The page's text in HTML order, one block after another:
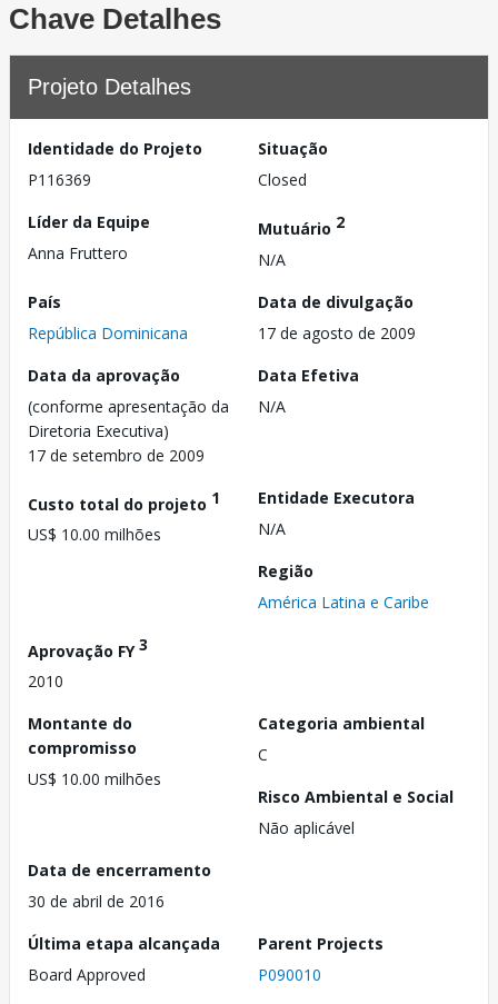
Chave Detalhes
Projeto Detalhes
Identidade do Projeto
P116369
Situação
Closed
Líder da Equipe
Anna Fruttero
Mutuário 2
N/A
País
República Dominicana
Data de divulgação
17 de agosto de 2009
Data da aprovação
(conforme apresentação da
Diretoria Executiva)
17 de setembro de 2009
Data Efetiva
N/A
Custo total do projeto 1
US$ 10.00 milhões
Entidade Executora
N/A
Região
América Latina e Caribe
Aprovação FY3
2010
Montante do
compromisso
US$ 10.00 milhões
Categoria ambiental
C
Risco Ambiental e Social
Não aplicável
Data de encerramento
30 de abril de 2016
Última etapa alcançada
Board Approved
Parent Projects
P090010